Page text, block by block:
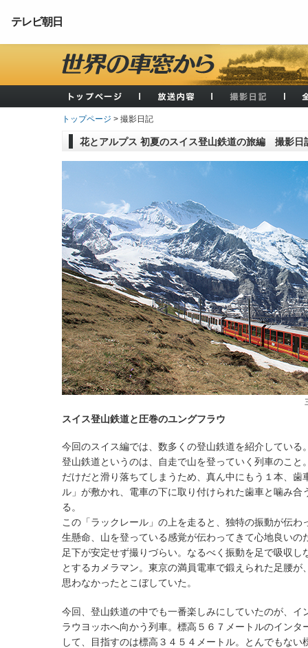
テレビ朝日
トップページ > 撮影日記
花とアルプス 初夏のスイス登山鉄道の旅編 撮影日
スイス登山鉄道と圧巻のユングフラウ
今回のスイス編では、数多くの登山鉄道を紹介している
登山鉄道というのは、自走で山を登っていく列車のこと
だけだと滑り落ちてしまうため、真ん中にもう１本、歯
ル」が敷かれ、電車の下に取り付けられた歯車と噛み合
る。
この「ラックレール」の上を走ると、独特の振動が伝わ
生懸命、山を登っている感覚が伝わってきて心地良いの
足下が安定せず撮りづらい。なるべく振動を足で吸収し
とするカメラマン。東京の満員電車で鍛えられた足腰が
思わなかったとこぼしていた。
今回、登山鉄道の中でも一番楽しみにしていたのが、イ
ラウヨッホへ向かう列車。標高５６７メートルのインタ
して、目指すのは標高３４５４メートル。とんでもない